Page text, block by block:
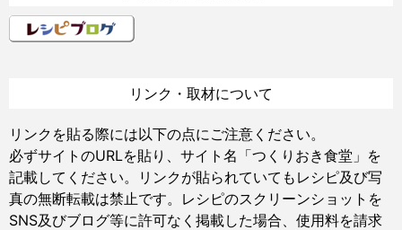
リンク・取材について
リンクを貼る際には以下の点にご注意ください。
必ずサイトのURLを貼り、サイト名「つくりおき食堂」を
記載してください。リンクが貼られていてもレシピ及び写
真の無断転載は禁止です。レシピのスクリーンショットを
SNS及びブログ等に許可なく掲載した場合、使用料を請求